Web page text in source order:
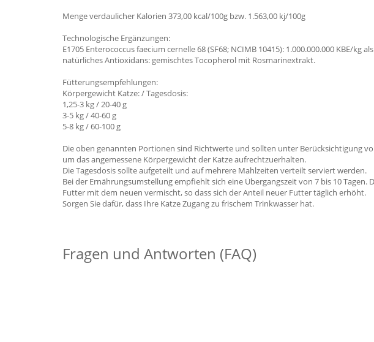
Menge verdaulicher Kalorien 373,00 kcal/100g bzw. 1.563,00 kj/100g
Technologische Ergänzungen:
E1705 Enterococcus faecium cernelle 68 (SF68; NCIMB 10415): 1.000.000.000 KBE/
natürliches Antioxidans: gemischtes Tocopherol mit Rosmarinextrakt.
Fütterungsempfehlungen:
Körpergewicht Katze: / Tagesdosis:
1,25-3 kg / 20-40 g
3-5 kg ​​/ 40-60 g
5-8 kg / 60-100 g
Die oben genannten Portionen sind Richtwerte und sollten unter Berücksichtigung
um das angemessene Körpergewicht der Katze aufrechtzuerhalten.
Die Tagesdosis sollte aufgeteilt und auf mehrere Mahlzeiten verteilt serviert werden.
Bei der Ernährungsumstellung empfiehlt sich eine Übergangszeit von 7 bis 10
Futter mit dem neuen vermischt, so dass sich der Anteil neuer Futter täglich erhöht.
Sorgen Sie dafür, dass Ihre Katze Zugang zu frischem Trinkwasser hat.
Fragen und Antworten (FAQ)